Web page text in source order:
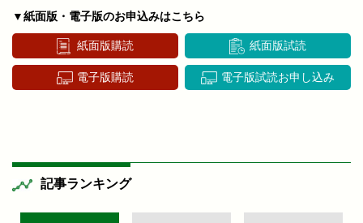
▼紙面版・電子版のお申込みはこちら
紙面版購読 紙面版試読
電子版購読 電子版試読お申し込み
記事ランキング